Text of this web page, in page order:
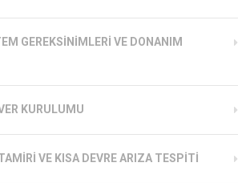
GEREKSINIMLERI VE DONANIM
KURULUMU
VE KISA DEVRE ARIZA TESPITI